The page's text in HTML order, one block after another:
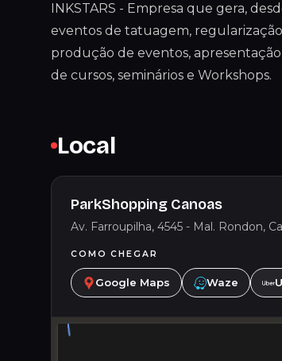
INKSTARS - Empresa que gera,
eventos de tatuagem, regularização
produção de eventos,
de cursos, seminários e Workshops.
Local
ParkShopping Canoas
Av. Farroupilha, 4545 - Mal. Rondon,
COMO CHEGAR
Google Maps Waze